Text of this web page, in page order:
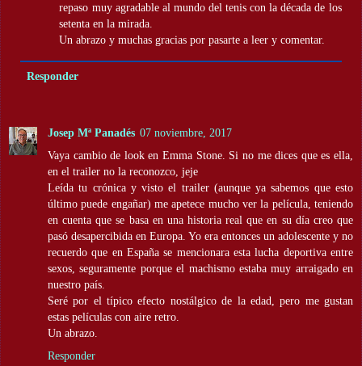
repaso muy agradable al mundo del tenis con la década de los
setenta en la mirada.
Un abrazo y muchas gracias por pasarte a leer y comentar.
Responder
Josep Mª Panadés 07 noviembre, 2017
Vaya cambio de look en Emma Stone. Si no me dices que es ella,
en el trailer no la reconozco, jeje
Leída tu crónica y visto el trailer (aunque ya sabemos que esto
último puede engañar) me apetece mucho ver la película, teniendo
en cuenta que se basa en una historia real que en su día creo que
pasó desapercibida en Europa. Yo era entonces un adolescente y no
recuerdo que en España se mencionara esta lucha deportiva entre
sexos, seguramente porque el machismo estaba muy arraigado en
nuestro país.
Seré por el típico efecto nostálgico de la edad, pero me gustan
estas películas con aire retro.
Un abrazo.
Responder